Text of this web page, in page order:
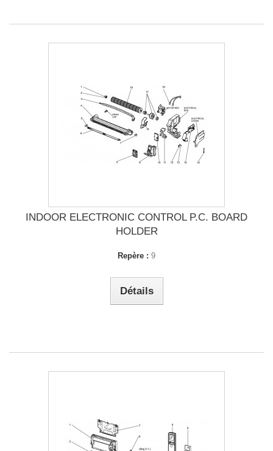
INDOOR ELECTRONIC CONTROL P.C. BOARD
HOLDER
Repère : 9
Détails